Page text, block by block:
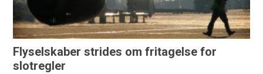
Flyselskaber strides om fritagelse for
slotregler